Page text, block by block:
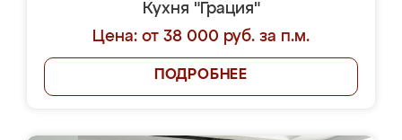
Кухня "Грация"
Цена: от 38 000 руб. за п.м.
ПОДРОБНЕЕ